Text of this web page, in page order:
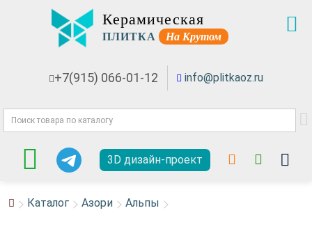
Керамическая
ПЛИТКА На Крутом
+7(915) 066-01-12 info@plitkaoz.ru
3D дизайн-проект
Каталог Азори Альпы